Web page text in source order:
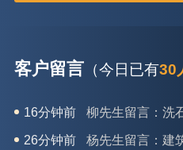
客户留言 （今日已有30
26分钟前 杨先生留言：建筑
28分钟前 肖先生留言：时产